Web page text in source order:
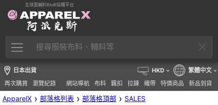
全球面輔料BtoB採購平台
日本出貨
再次購買
瀏覽紀錄 網站導航 布料 羈扣 拉鍊 織帶 特價商品 新品到貨
HKD 繁體中文
ApparelX › 部落格列表 › 部落格頂部 › SALES